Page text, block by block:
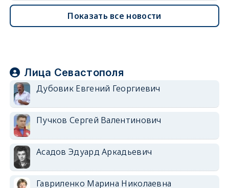
Показать все новости
Лица Севастополя
Дубовик Евгений Георгиевич
Пучков Сергей Валентинович
Асадов Эдуард Аркадьевич
Гавриленко Марина Николаевна